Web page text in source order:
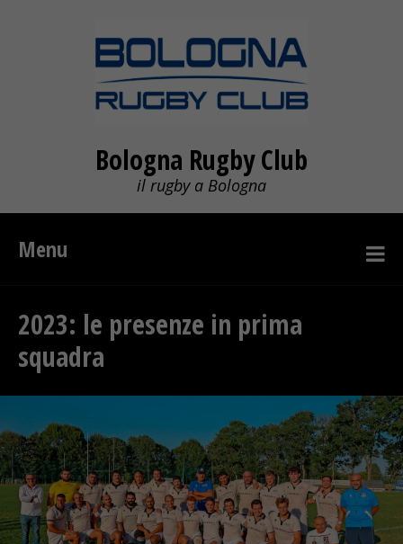
Bologna Rugby Club
il rugby a Bologna
Menu
2023: le presenze in prima
squadra